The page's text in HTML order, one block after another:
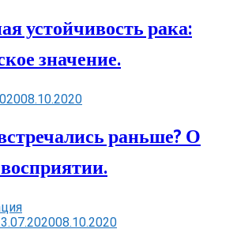
устойчивость рака:
значение.
08.10.2020
раньше? О
08.10.2020